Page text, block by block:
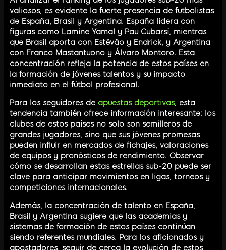
valiosos, es evidente la fuerte presencia de futbolistas
de España, Brasil y Argentina. España lidera con
figuras como Lamine Yamal y Pau Cubarsí, mientras
que Brasil aporta con Estêvão y Endrick, y Argentina
con Franco Mastantuono y Álvaro Montoro. Esta
concentración refleja la potencia de estos países en
la formación de jóvenes talentos y su impacto
inmediato en el fútbol profesional.
Para los seguidores de apuestas deportivas, esta
tendencia también ofrece información interesante: los
clubes de estos países no solo son semilleros de
grandes jugadores, sino que sus jóvenes promesas
pueden influir en mercados de fichajes, valoraciones
de equipos y pronósticos de rendimiento. Observar
cómo se desarrollan estas estrellas sub-20 puede ser
clave para anticipar movimientos en ligas, torneos y
competiciones internacionales.
Además, la concentración de talento en España,
Brasil y Argentina sugiere que las academias y
sistemas de formación de estos países continúan
siendo referentes mundiales. Para los aficionados y
apostadores, seguir de cerca la evolución de estos